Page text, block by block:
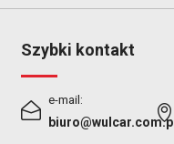
Szybki kontakt
e-mail:
biuro@wulcar.com.pl